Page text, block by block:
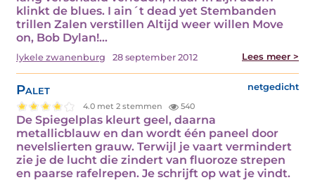
klinkt de blues. I ain´t dead yet Stembanden
trillen Zalen verstillen Altijd weer willen Move
on, Bob Dylan!…
lykele zwanenburg 28 september 2012 Lees meer >
Palet netgedicht
4.0 met 2 stemmen 540
De Spiegelplas kleurt geel, daarna
metallicblauw en dan wordt één paneel door
nevelslierten grauw. Terwijl je vaart vermindert
zie je de lucht die zindert van fluoroze strepen
en paarse rafelrepen. Je schrijft op wat je vindt.